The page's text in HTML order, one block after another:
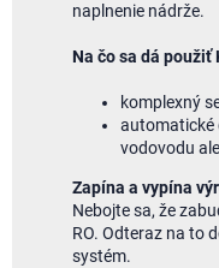
naplnenie nádrže.
Na čo sa dá použiť
komplexný
automatické
vodovodu
Zapína a vypína
Nebojte sa, že
RO. Odteraz na to
systém.